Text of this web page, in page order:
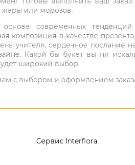
жары или морозов.
современных
композиция в качестве
учителя, сердечное послание
Какой бы букет вы ни
широкий выбор.
с выбором и оформлением
Сервис Interflora